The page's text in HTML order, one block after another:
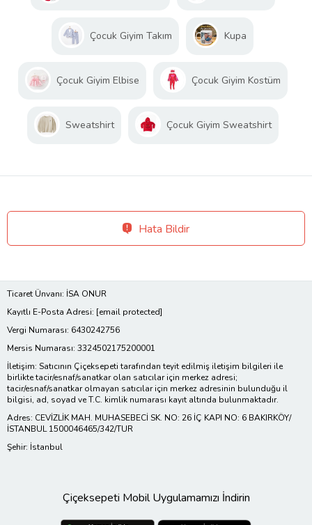
Çocuk Giyim Takım Kupa
Çocuk Giyim Elbise Çocuk Giyim Kostüm
Sweatshirt Çocuk Giyim Sweatshirt
Hata Bildir
Ticaret Ünvanı: İSA ONUR
Kayıtlı E-Posta Adresi: [email protected]
Vergi Numarası: 6430242756
Mersis Numarası: 3324502175200001
İletişim: Satıcının Çiçeksepeti tarafından teyit edilmiş iletişim bilgileri ile
birlikte tacir/esnaf/sanatkar olan satıcılar için merkez adresi;
tacir/esnaf/sanatkar olmayan satıcılar için merkez adresinin bulunduğu il
bilgisi, ad, soyad ve T.C. kimlik numarası kayıt altında bulunmaktadır.
Adres: CEVİZLİK MAH. MUHASEBECİ SK. NO: 26 İÇ KAPI NO: 6 BAKIRKÖY/
İSTANBUL 1500046465/342/TUR
Şehir: İstanbul
Çiçeksepeti Mobil Uygulamamızı İndirin